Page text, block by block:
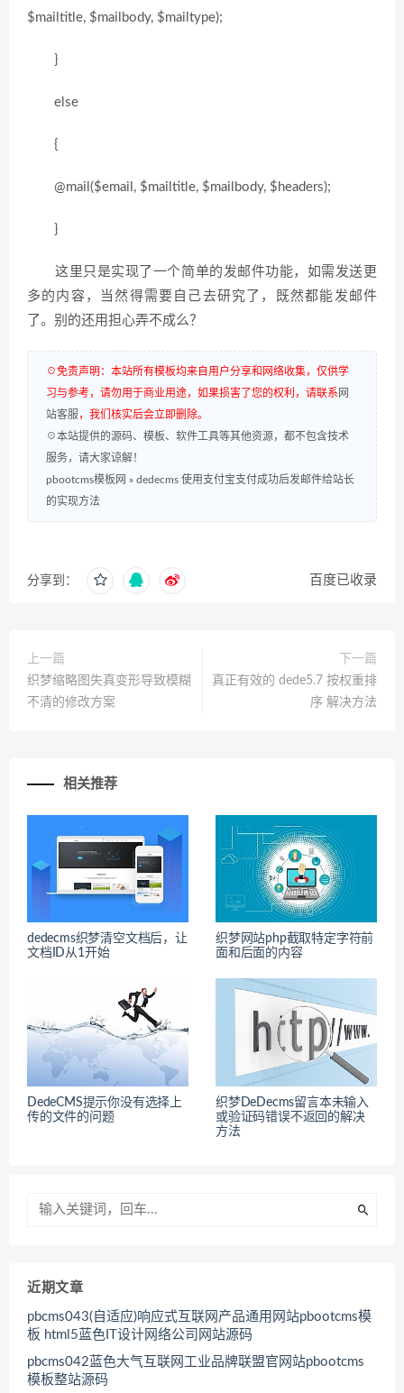
$mailtitle, $mailbody, $mailtype);
}
else
{
@mail($email, $mailtitle, $mailbody, $headers);
}
这里只是实现了一个简单的发邮件功能，如需发送更
多的内容，当然得需要自己去研究了，既然都能发邮件
了。别的还用担心弄不成么？
☉免责声明：本站所有模板均来自用户分享和网络收集，仅供学
习与参考，请勿用于商业用途，如果损害了您的权利，请联系 网
站客服，我们核实后会立即删除。
☉本站提供的源码、模板、软件工具等其他资源，都不包含技术
服务，请大家谅解！
pbootcms模板网 » dedecms 使用支付宝支付成功后发邮件给站长
的实现方法
分享到： 百度已收录
上一篇
织梦缩略图失真变形导致模糊
不清的修改方案
下一篇
真正有效的 dede5.7 按权重排
序 解决方法
相关推荐
dedecms织梦清空文档后，让
文档ID从1开始
织梦网站php截取特定字符前
面和后面的内容
DedeCMS提示你没有选择上
传的文件的问题
织梦DeDecms留言本未输入
或验证码错误不返回的解决
方法
近期文章
pbcms043(自适应)响应式互联网产品通用网站pbootcms模
板 html5蓝色IT设计网络公司网站源码
pbcms042蓝色大气互联网工业品牌联盟官网站pbootcms
模板整站源码